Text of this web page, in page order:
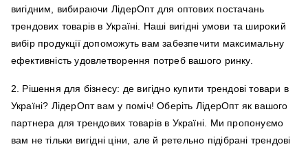
вигідним, вибираючи ЛідерОпт для оптових постачань
трендових товарів в Україні. Наші вигідні умови та широкий
вибір продукції допоможуть вам забезпечити максимальну
ефективність удовлетворення потреб вашого ринку.
2. Рішення для бізнесу: де вигідно купити трендові товари в
Україні? ЛідерОпт вам у поміч! Оберіть ЛідерОпт як вашого
партнера для трендових товарів в Україні. Ми пропонуємо
вам не тільки вигідні ціни, але й ретельно підібрані трендові